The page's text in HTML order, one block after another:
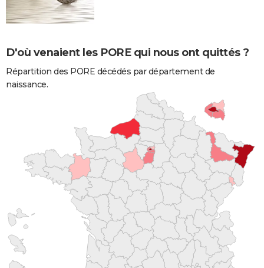
D'où venaient les PORE qui nous ont quittés ?
Répartition des PORE décédés par département de
naissance.